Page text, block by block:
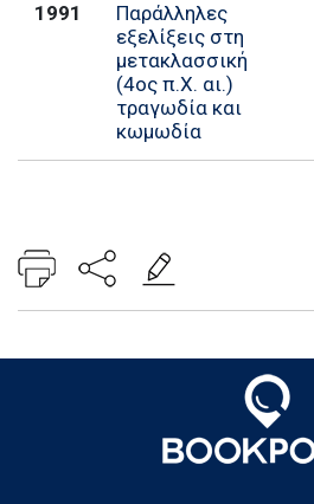
1991
Παράλληλες
εξελίξεις στη
μετακλασσική
(4ος π.Χ. αι.)
τραγωδία και
κωμωδία